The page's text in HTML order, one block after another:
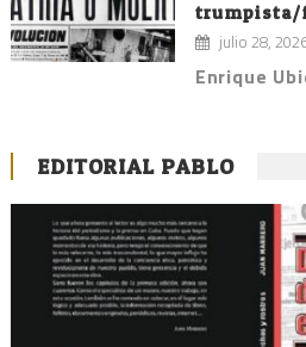
trumpista/
julio 28,
Enrique
EDITORIAL PABLO